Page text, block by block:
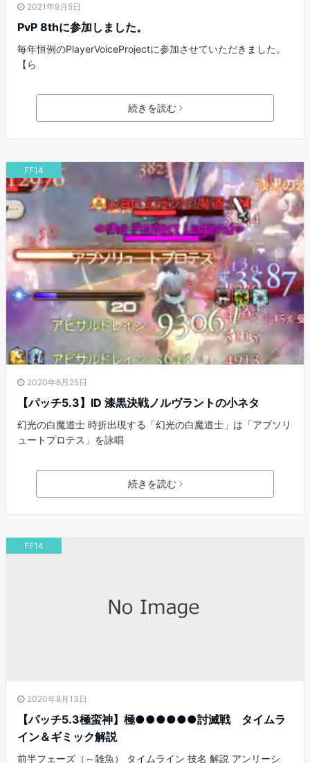
2021年9月5日
PvP 8thに参加しました。
毎年恒例のPlayerVoiceProjectに参加させていただきました。
【ら
続きを読む
FF14
2020年8月25日
【パッチ5.3】ID 漆黒決戦ノルヴラントの小ネタ
幻光の白魔道士 時折出現する「幻光の白魔道士」は「アブソリ
ュートプロテス」を詠唱
続きを読む
FF14
2020年8月13日
【パッチ5.3極蛮神】極●●●●●●討滅戦 タイムラ
イン＆ギミック解説
前半フェーズ（～雑魚） タイムライン 技名 解説 アンリーシ